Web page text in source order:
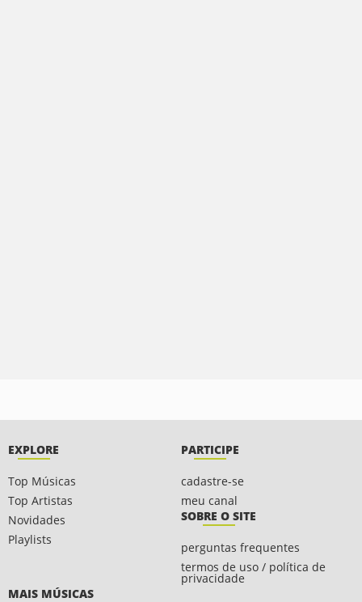
EXPLORE
Top Músicas
Top Artistas
Novidades
Playlists
PARTICIPE
cadastre-se
meu canal
SOBRE O SITE
perguntas frequentes
termos de uso / política de
privacidade
MAIS MÚSICAS